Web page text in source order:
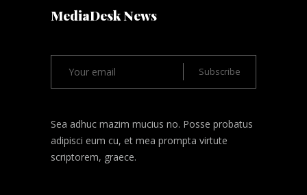
MediaDesk News
Sea adhuc mazim mucius no. Posse probatus
adipisci eum cu, et mea prompta virtute
scriptorem, graece.